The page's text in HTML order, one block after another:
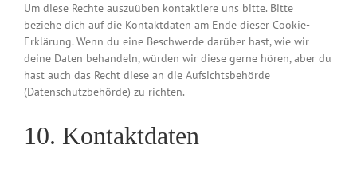
Um diese Rechte auszuüben kontaktiere uns bitte. Bitte
beziehe dich auf die Kontaktdaten am Ende dieser Cookie-
Erklärung. Wenn du eine Beschwerde darüber hast, wie wir
deine Daten behandeln, würden wir diese gerne hören, aber du
hast auch das Recht diese an die Aufsichtsbehörde
(Datenschutzbehörde) zu richten.
10. Kontaktdaten